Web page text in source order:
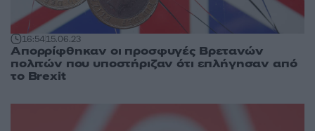
16:5415.06.23
Απορρίφθηκαν οι προσφυγές Βρετανών
πολιτών που υποστήριζαν ότι επλήγησαν από
το Brexit